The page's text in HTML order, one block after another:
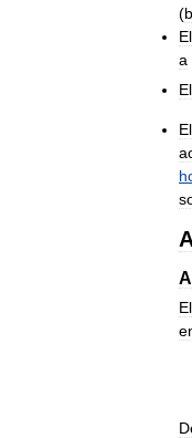
(
El
a
El
El
El